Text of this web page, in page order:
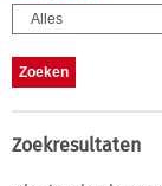
Zoekresultaten